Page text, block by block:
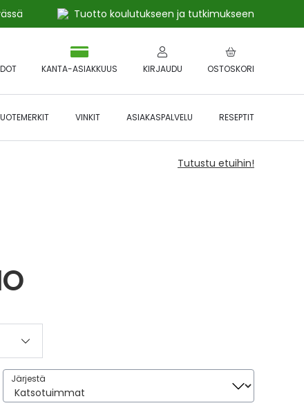
Tuotto koulutukseen ja tutkimukseen
OSTOSKORI
KANTA-ASIAKKUUS KIRJAUDU
VINKIT ASIAKASPALVELU RESEPTIT
Tutustu etuihin!
Järjestä
Järjestä